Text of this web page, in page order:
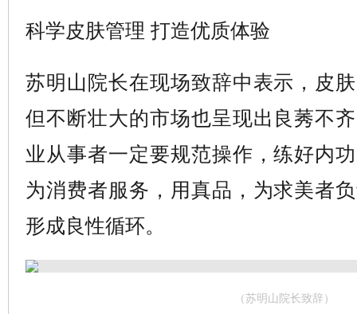
科学皮肤管理 打造优质体验
苏明山院长在现场致辞中表示，皮
但不断壮大的市场也呈现出良莠不
业从事者一定要规范操作，练好内
为消费者服务，用真品，为求美者
形成良性循环。
（苏明山院长致辞）